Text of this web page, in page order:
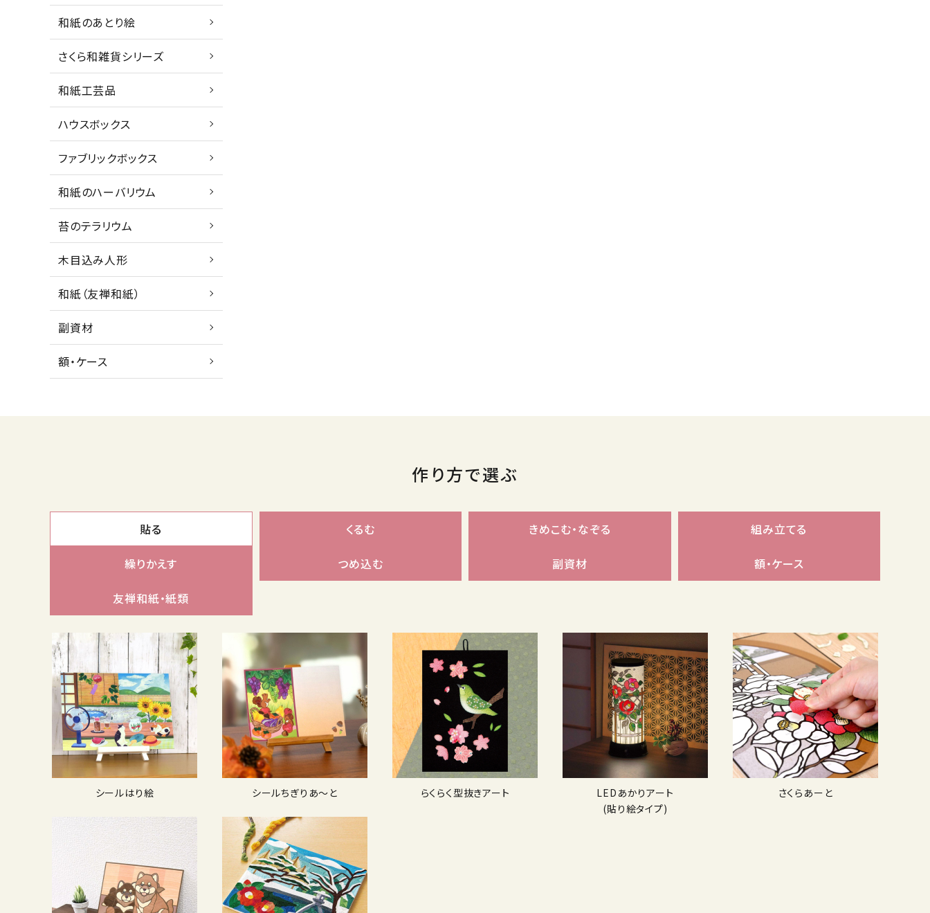
和紙のあとり絵
さくら和雑貨シリーズ
和紙工芸品
ハウスボックス
ファブリックボックス
和紙のハーバリウム
苔のテラリウム
木目込み人形
和紙（友禅和紙）
副資材
額・ケース
作り方で選ぶ
貼る くるむ きめこむ・なぞる 組み立てる
繰りかえす つめ込む 副資材 額・ケース
友禅和紙・紙類
シールはり絵 シールちぎりあ〜と らくらく型抜きアート
LEDあかりアート
(貼り絵タイプ)
さくらあーと